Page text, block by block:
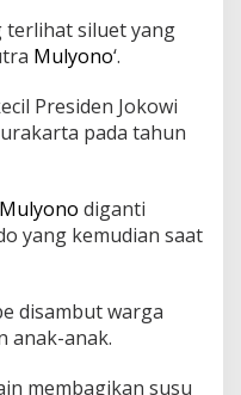
terlihat siluet yang
Mulyono‘.
Presiden Jokowi
pada tahun
Mulyono diganti
yang kemudian saat
disambut warga
anak-anak.
membagikan susu